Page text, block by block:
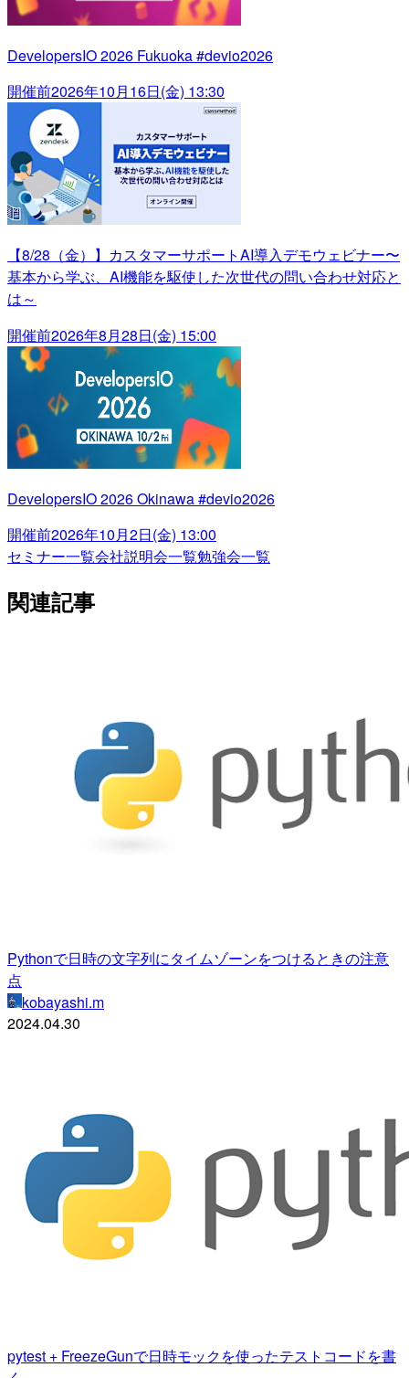
DevelopersIO 2026 Fukuoka #devio2026
開催前2026年10月16日(金) 13:30
【8/28（金）】カスタマーサポートAI導入デモウェビナー〜
基本から学ぶ、AI機能を駆使した次世代の問い合わせ対応と
は～
開催前2026年8月28日(金) 15:00
DevelopersIO 2026 Okinawa #devio2026
開催前2026年10月2日(金) 13:00
セミナー一覧会社説明会一覧勉強会一覧
関連記事
Pythonで日時の文字列にタイムゾーンをつけるときの注意
点
kobayashi.m
2024.04.30
pytest + FreezeGunで日時モックを使ったテストコードを書